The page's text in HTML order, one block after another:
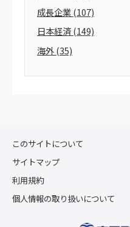
成長企業(107)
日本経済(149)
海外(35)
このサイトについて
サイトマップ
利用規約
個人情報の取り扱いについて